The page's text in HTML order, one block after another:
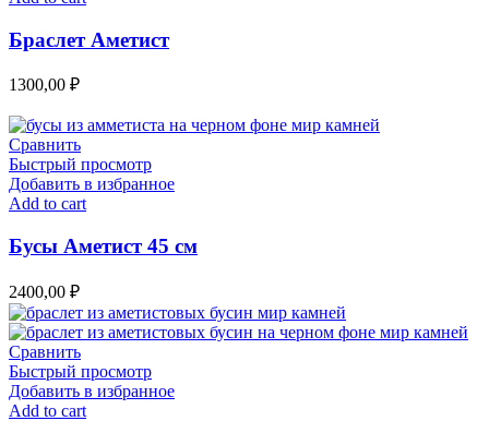
Браслет Аметист
1300,00 ₽
Сравнить
Быстрый просмотр
Добавить в избранное
Add to cart
Бусы Аметист 45 см
2400,00 ₽
Сравнить
Быстрый просмотр
Добавить в избранное
Add to cart